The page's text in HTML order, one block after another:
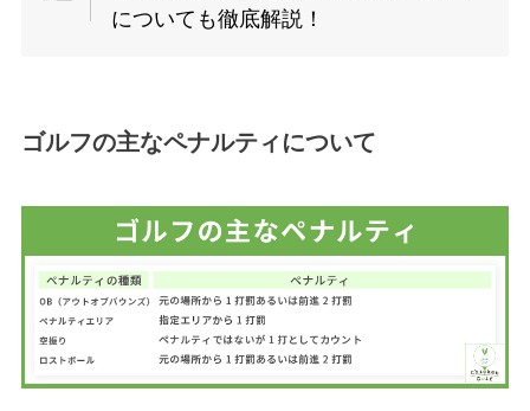
についても徹底解説！
ゴルフの主なペナルティについて